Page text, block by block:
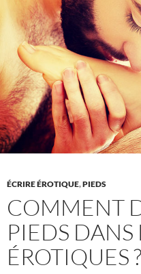
pieds
nus
pour
une
meilleure
posture
ÉCRIRE ÉROTIQUE,PIEDS
COMMENT
PIEDS DANS
ÉROTIQUES ?